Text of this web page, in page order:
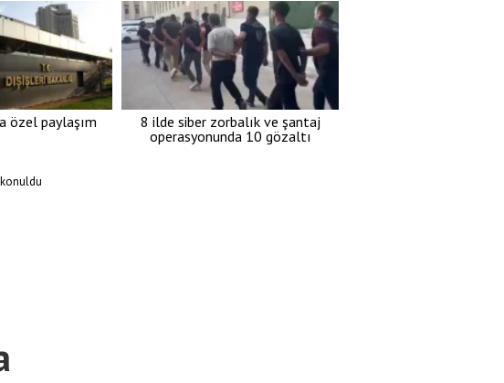
özel paylaşım
8 ilde siber zorbalık ve şantaj
operasyonunda 10 gözaltı
konuldu